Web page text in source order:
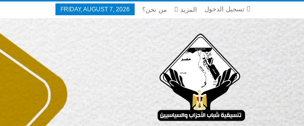
تسجيل الدخول FRIDAY, AUGUST 7, 2026 من نحن؟ المزيد